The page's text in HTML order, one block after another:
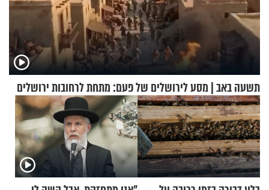
תשעה באב | מסע לירושלים של פעם: מתחת לרחובות ירושלים